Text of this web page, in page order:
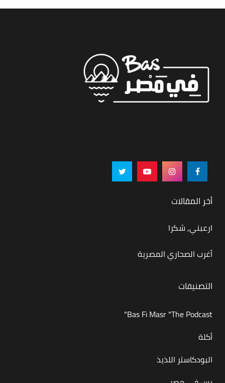
أخر المقالات
ارعبني, شكرا
أغرب الصحاري المصرية
التصنيفات
Bas Fi Masr "The Podcast"
أكلة
البودكاستر اللذيذ